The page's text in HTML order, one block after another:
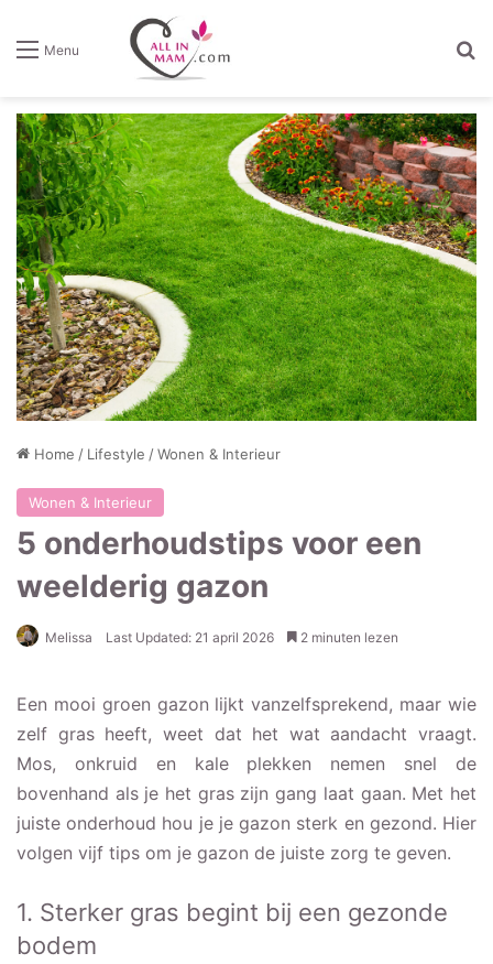
Menu
Home / Lifestyle /Wonen & Interieur
Wonen & Interieur
5 onderhoudstips voor een
weelderig gazon
Melissa Last Updated: 21 april 2026 2 minuten lezen
Een mooi groen gazon lijkt vanzelfsprekend, maar wie
zelf gras heeft, weet dat het wat aandacht vraagt.
Mos, onkruid en kale plekken nemen snel de
bovenhand als je het gras zijn gang laat gaan. Met het
juiste onderhoud hou je je gazon sterk en gezond. Hier
volgen vijf tips om je gazon de juiste zorg te geven.
1. Sterker gras begint bij een gezonde
bodem